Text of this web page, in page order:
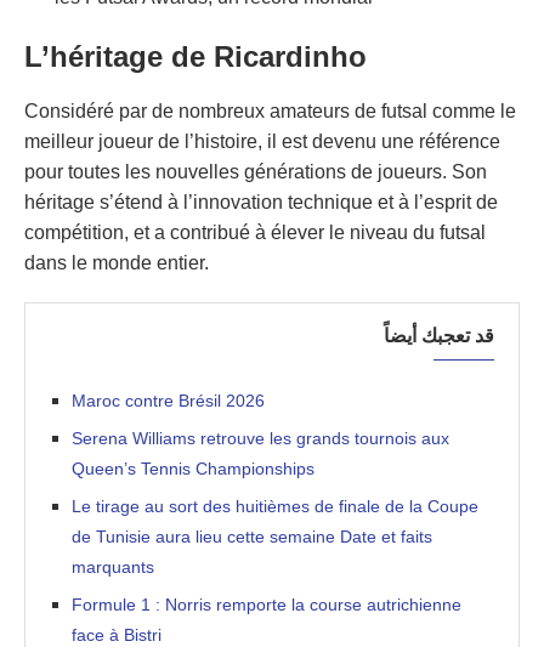
L’héritage de Ricardinho
Considéré par de nombreux amateurs de futsal comme le
meilleur joueur de l’histoire, il est devenu une référence
pour toutes les nouvelles générations de joueurs. Son
héritage s’étend à l’innovation technique et à l’esprit de
compétition, et a contribué à élever le niveau du futsal
dans le monde entier.
قد تعجبك أيضاً
Maroc contre Brésil 2026
Serena Williams retrouve les grands tournois aux
Queen’s Tennis Championships
Le tirage au sort des huitièmes de finale de la Coupe
de Tunisie aura lieu cette semaine Date et faits
marquants
Formule 1 : Norris remporte la course autrichienne
face à Bistri